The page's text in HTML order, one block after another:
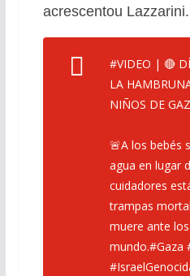
acrescentou Lazzarini.
#VIDEO | 🔴
LA
NIÑOS DE
🚨A los bebés
agua en lugar
cuidadores
trampas
muere ante
mundo.#Gaza